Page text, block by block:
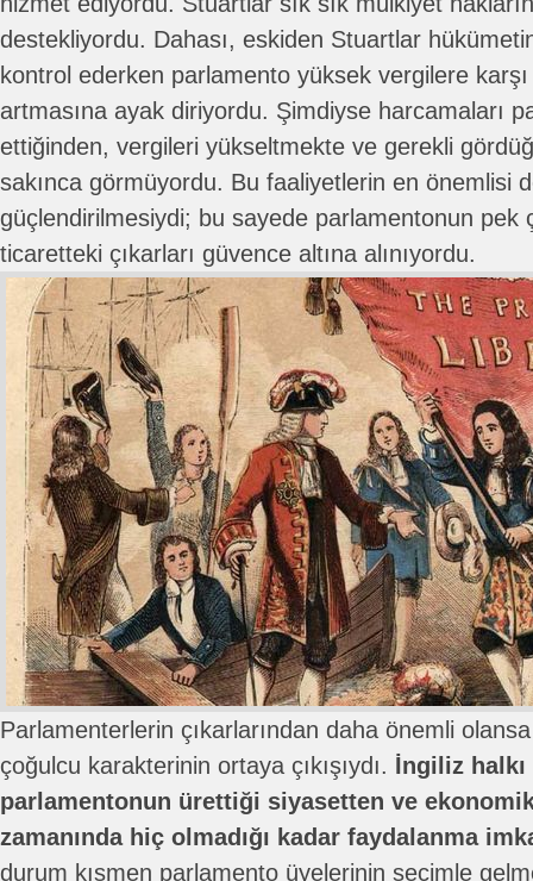
destekliyordu. Dahası, eskiden Stuartlar hükümetin
kontrol ederken parlamento yüksek vergilere
artmasına ayak diriyordu. Şimdiyse harcamaları
ettiğinden, vergileri yükseltmekte ve gerekli
sakınca görmüyordu. Bu faaliyetlerin en önemlisi
güçlendirilmesiydi; bu sayede parlamentonun pek
ticaretteki çıkarları güvence altına alınıyordu.
Parlamenterlerin çıkarlarından daha önemli
çoğulcu karakterinin ortaya çıkışıydı. İngiliz
parlamentonun ürettiği siyasetten ve
zamanında hiç olmadığı kadar faydalanma
durum kısmen parlamento üyelerinin seçimle